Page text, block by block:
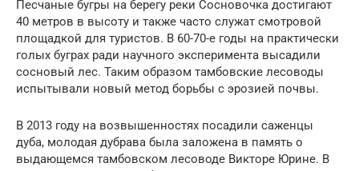
Песчаные бугры на берегу реки Сосновочка достигают
40 метров в высоту и также часто служат смотровой
площадкой для туристов. В 60-70-е годы на практически
голых буграх ради научного эксперимента высадили
сосновый лес. Таким образом тамбовские лесоводы
испытывали новый метод борьбы с эрозией почвы.
В 2013 году на возвышенностях посадили саженцы
дуба, молодая дубрава была заложена в память о
выдающемся тамбовском лесоводе Викторе Юрине. В